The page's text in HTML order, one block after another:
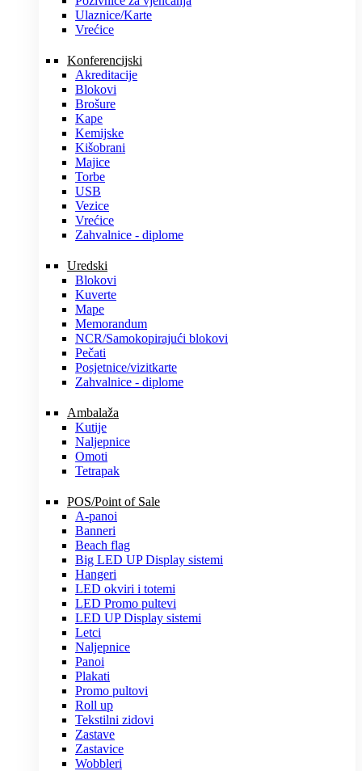
Ulaznice/Karte
Vrećice
Konferencijski
Akreditacije
Blokovi
Brošure
Kape
Kemijske
Kišobrani
Majice
Torbe
USB
Vezice
Vrećice
Zahvalnice - diplome
Uredski
Blokovi
Kuverte
Mape
Memorandum
NCR/Samokopirajući blokovi
Pečati
Posjetnice/vizitkarte
Zahvalnice - diplome
Ambalaža
Kutije
Naljepnice
Omoti
Tetrapak
POS/Point of Sale
A-panoi
Banneri
Beach flag
Big LED UP Display sistemi
Hangeri
LED okviri i totemi
LED Promo pultevi
LED UP Display sistemi
Letci
Naljepnice
Panoi
Plakati
Promo pultovi
Roll up
Tekstilni zidovi
Zastave
Zastavice
Wobbleri